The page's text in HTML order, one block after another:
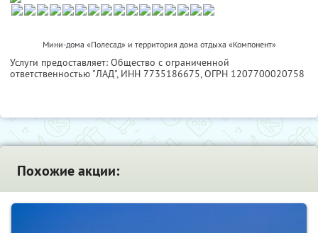
Мини-дома «Полесад» и территория дома отдыха «Компонент»
Услуги предоставляет: Общество с ограниченной
ответственностью "ЛАД", ИНН 7735186675, ОГРН 1207700020758
Похожие акции: